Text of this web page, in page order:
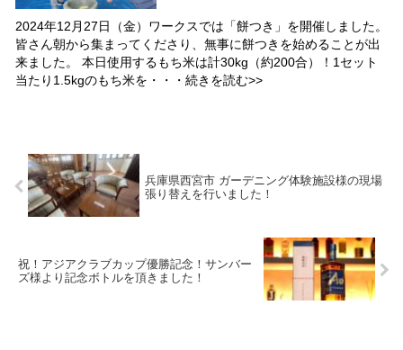
2024年12月27日（金）ワークスでは「餅つき」を開催しました。
皆さん朝から集まってくださり、無事に餅つきを始めることが出
来ました。 本日使用するもち米は計30kg（約200合）！1セット
当たり1.5kgのもち米を・・・続きを読む>>
兵庫県西宮市 ガーデニング体験施設様の現場
張り替えを行いました！
祝！アジアクラブカップ優勝記念！サンバー
ズ様より記念ボトルを頂きました！